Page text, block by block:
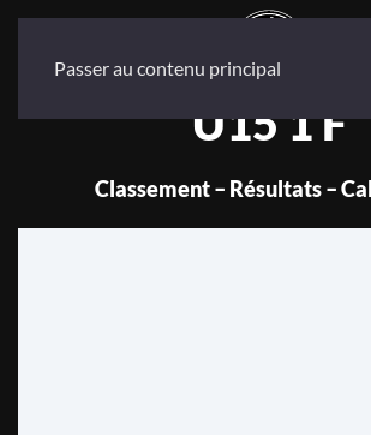
Passer au contenu principal
U15 1 F
Classement – Résultats –